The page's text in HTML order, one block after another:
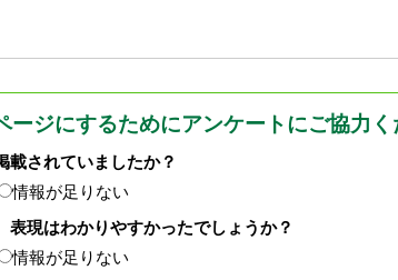
ージにするためにアンケートにご協力く
載されていましたか？
情報が足りない
表現はわかりやすかったでしょうか？
情報が足りない